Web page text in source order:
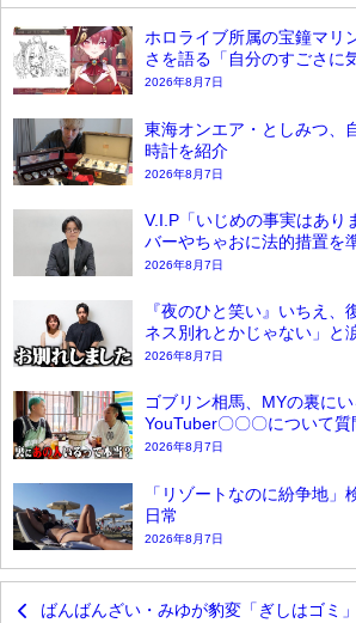
ホロライブ所属の宝鐘マリ
さを語る「自分のすごさに
2026年8月7日
東海オンエア・としみつ、
時計を紹介
2026年8月7日
V.I.P「いじめの事実はあり
バーやちゃおに法的措置を
2026年8月7日
『夜のひと笑い』いちえ
ネス別れとかじゃない」と
2026年8月7日
ゴブリン相馬、MYの裏に
YouTuber〇〇〇について質
2026年8月7日
「リゾートなのに紛争地
日常
2026年8月7日
ばんばんざい・みゆが豹変「ぎしはゴミ